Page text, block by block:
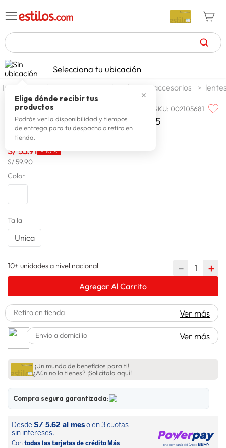
TÉRMINOS MÁS BUSCADOS
1. celulares
2. zapatillas mujer
3. zapatillas hombre
4. moda
5 . zapatillas
tv
7.
8.
9.
10. spiderman
Selecciona tu ubicación
✕
Elige dónde recibir tus
productos
Podrás ver la disponibilidad y tiempos
de entrega para tu despacho o retiro en
tienda.
moda y accesorios hombre accesorios
LAX FASHION SKU:002105681
Lax Fashion Lentes De Sol Tzo1445
S/ 53.91 -10 %
S/ 59.90
Color
Talla
Unica
10+ unidades a nivel nacional ＋
－
Agregar Al Carrito
Retiro en tienda Ver más
Envío a domicilio Ver más
¡Un mundo de beneficios para ti!
¿Aún no la tienes? ¡Solicítala aquí!
Compra segura garantizada: